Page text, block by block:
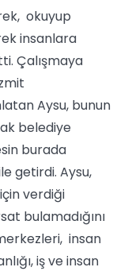
okuyup
insanlara
Çalışmaya
Aysu, bunun
belediye
burada
getirdi. Aysu,
verdiği
bulamadığını
insan
iş ve insan